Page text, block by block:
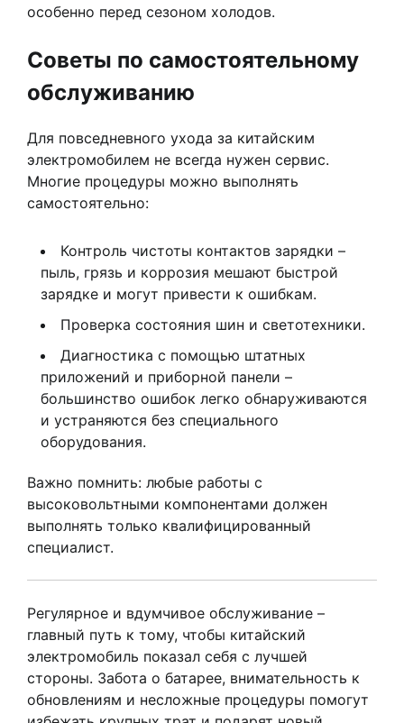
особенно перед сезоном холодов.
Советы по самостоятельному
обслуживанию
Для повседневного ухода за китайским
электромобилем не всегда нужен сервис.
Многие процедуры можно выполнять
самостоятельно:
Контроль чистоты контактов зарядки –
пыль, грязь и коррозия мешают быстрой
зарядке и могут привести к ошибкам.
Проверка состояния шин и светотехники.
Диагностика с помощью штатных
приложений и приборной панели –
большинство ошибок легко обнаруживаются
и устраняются без специального
оборудования.
Важно помнить: любые работы с
высоковольтными компонентами должен
выполнять только квалифицированный
специалист.
Регулярное и вдумчивое обслуживание –
главный путь к тому, чтобы китайский
электромобиль показал себя с лучшей
стороны. Забота о батарее, внимательность к
обновлениям и несложные процедуры помогут